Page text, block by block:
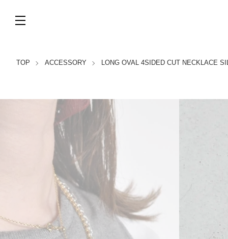
TOP ACCESSORY LONG OVAL 4SIDED CUT NECKLACE